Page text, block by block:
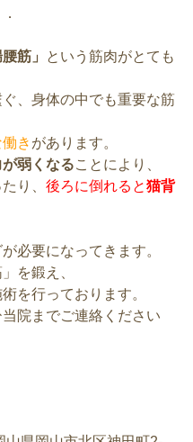
腰筋」
という筋肉がとても
、身体の中でも重要な筋
き があります。
が弱くなることにより、
り、 後ろに倒れると猫背
必要になってきます。
を鍛え、
を行っております。
院までご連絡ください